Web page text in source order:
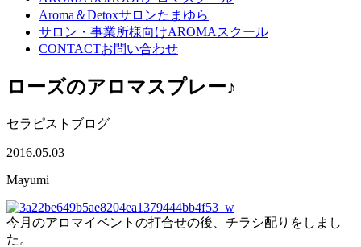
Aroma＆Detoxサロンたまゆら
サロン・事業所様向けAROMAスクール
CONTACTお問い合わせ
ローズのアロマスプレー♪
セラピストブログ
2016.05.03
Mayumi
今月のアロマイベントの打合せの後、チラシ配りをしまし
た。